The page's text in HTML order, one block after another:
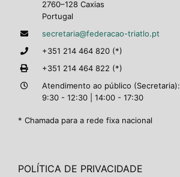
2760–128 Caxias
Portugal
secretaria@federacao-triatlo.pt
+351 214 464 820 (*)
+351 214 464 822 (*)
Atendimento ao público (Secretaria):
9:30 - 12:30 | 14:00 - 17:30
* Chamada para a rede fixa nacional
POLÍTICA DE PRIVACIDADE